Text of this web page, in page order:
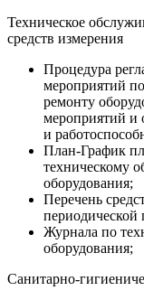
Техническое
средств измерения
Процедура
мероприятий
ремонту
мероприятий и
и
План-График
техническому
оборудования;
Перечень
периодической
Журнала по
оборудования;
Санитарно-